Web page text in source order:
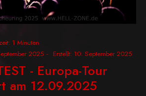
1 Minuten
2025
Erstellt: 10. September 2025
- Europa-Tour
am 12.09.2025